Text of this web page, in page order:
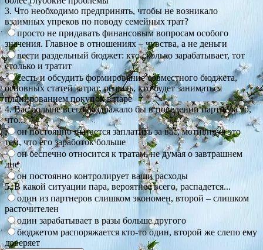
3. Что необходимо предпринять, чтобы не возникало
взаимных упреков по поводу семейных трат?
просто не придавать финансовым вопросам особого
значения. Главное в отношениях – чувства, а не деньги
вести раздельный бюджет: кто сколько зарабатывает, тот
столько и тратит
сесть и обсудить формирование совместного бюджета,
основных статей затрат, решить, кто будет заниматься
планированием покупок в паре
4. Вас больше всего раздражало бы в поведении партнера то,
что...
он постоянно пытается заплатить за вас, мотивируя это
тем, что его заработок больше
он беспечно относится к тратам, не думая о завтрашнем
дне
он постоянно контролирует ваши расходы
5. В какой ситуации пара, вероятнее всего, распадется...
один из партнеров слишком экономен, второй – слишком
расточителен
один зарабатывает в разы больше другого
бюджетом распоряжается кто-то один, второй же слепо ему
доверяет